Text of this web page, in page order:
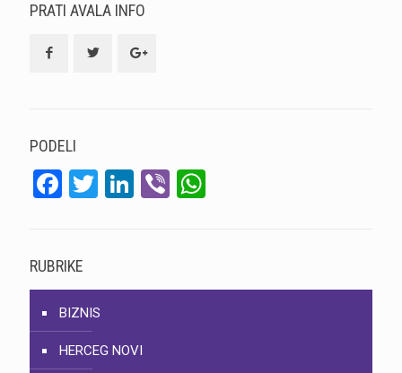
PRATI AVALA INFO
PODELI
Facebook
Twitter
LinkedIn
Viber
RUBRIKE
BIZNIS
HERCEG NOVI